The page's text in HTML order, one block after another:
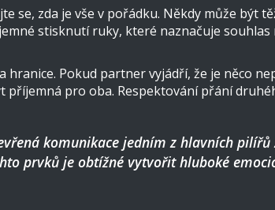
se, zda je vše v pořádku. Někdy může být
stisknutí ruky, které naznačuje souhlas
Pokud partner vyjádří, že je něco
příjemná pro oba. Respektování přání
komunikace jedním z hlavních
prvků je obtížné vytvořit hluboké